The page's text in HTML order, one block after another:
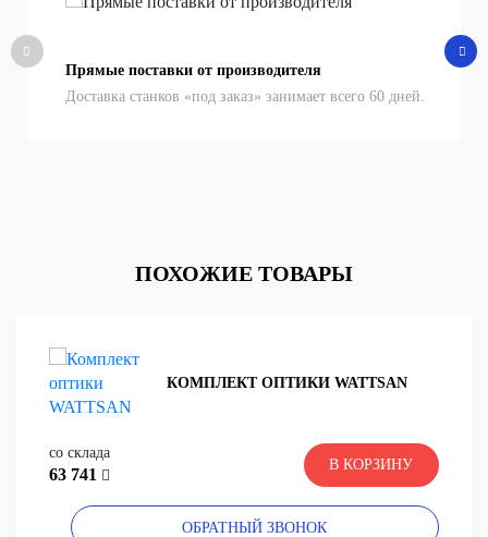
Прямые поставки от производителя
Доставка станков «под заказ» занимает всего 60 дней.
ПОХОЖИЕ ТОВАРЫ
КОМПЛЕКТ ОПТИКИ WATTSAN
со склада
63 741
В КОРЗИНУ
ОБРАТНЫЙ ЗВОНОК